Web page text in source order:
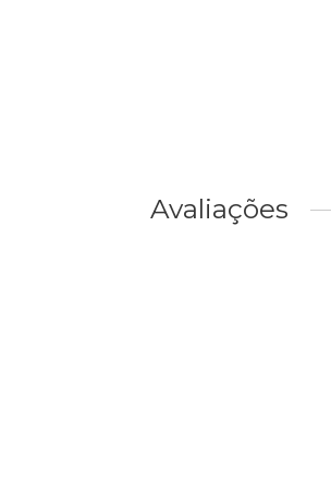
Avaliações